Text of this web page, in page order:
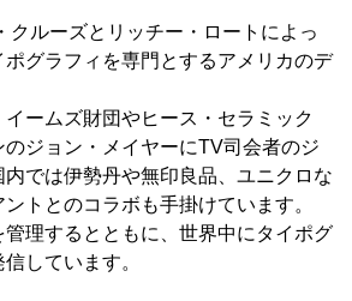
クルーズとリッチー・ロートによっ
グラフィを専門とするアメリカのデ
ームズ財団やヒース・セラミック
のジョン・メイヤーにTV司会者のジ
内では伊勢丹や無印良品、ユニクロな
トとのコラボも手掛けています。
理するとともに、世界中にタイポグ
しています。